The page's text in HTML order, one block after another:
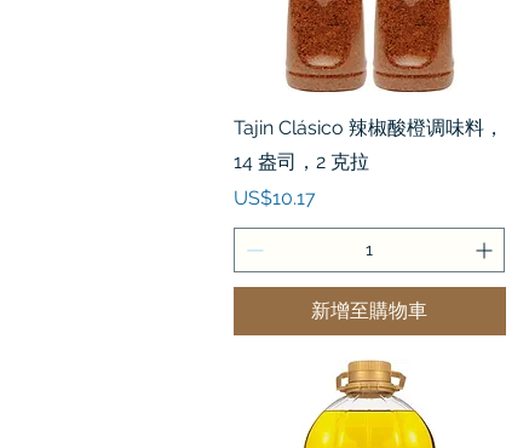
快速瀏覽
Tajin Clásico 辣椒酸橙调味料，
14 盎司，2 克拉
價格
US$10.17
新增至購物車